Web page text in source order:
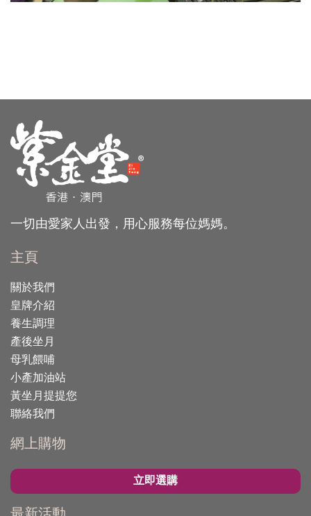
一切由愛家人出發，用心服務每位媽媽。
主頁
關於我們
皇牌介紹
養生調理
產後坐月
母乳餵哺
小產加油站
黃坐月提提您
聯絡我們
網上購物
立即選購